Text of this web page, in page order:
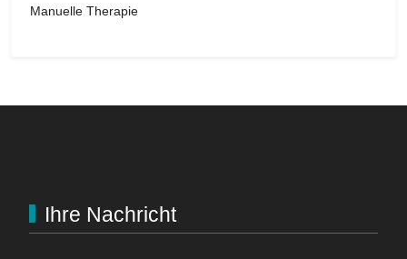
Manuelle Therapie
Ihre Nachricht